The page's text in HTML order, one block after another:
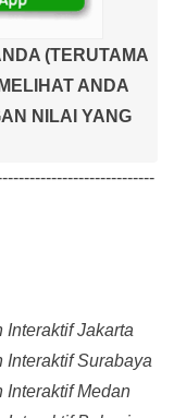
(TERUTAMA
ANDA
NILAI YANG
Jakarta
Surabaya
Interaktif Medan